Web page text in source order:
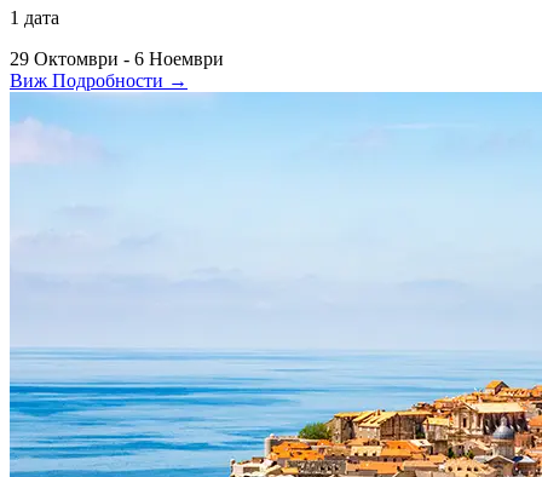
1 дата
29 Октомври - 6 Ноември
Виж Подробности →